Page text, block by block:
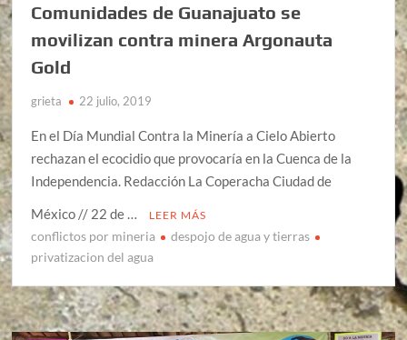
Comunidades de Guanajuato se
movilizan contra minera Argonauta
Gold
grieta 22 julio, 2019
En el Día Mundial Contra la Minería a Cielo Abierto
rechazan el ecocidio que provocaría en la Cuenca de la
Independencia. Redacción La Coperacha Ciudad de
México // 22 de …
LEER MÁS
conflictos por mineria
despojo de agua y tierras
privatizacion del agua